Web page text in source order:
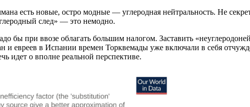
есть новые, остро модные — углеродная нейтральность. Не
след» — это немодно.
бы при ввозе облагать большим налогом. Заставить
евреев в Испании времен Торквемады уже включали в себя
идет о вполне реальной перспективе.